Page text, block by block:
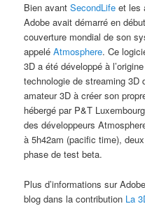
Bien avantSecondLife et les
Adobe avait démarré en
couverture mondial de son
appeléAtmosphere. Ce
3D a été développé à
technologie de streaming 3D
amateur 3D à créer son
hébergé par P&T
des développeurs
à 5h42am (pacific time),
phase de test beta.
Plus d’informations sur
blog dans la contribution La